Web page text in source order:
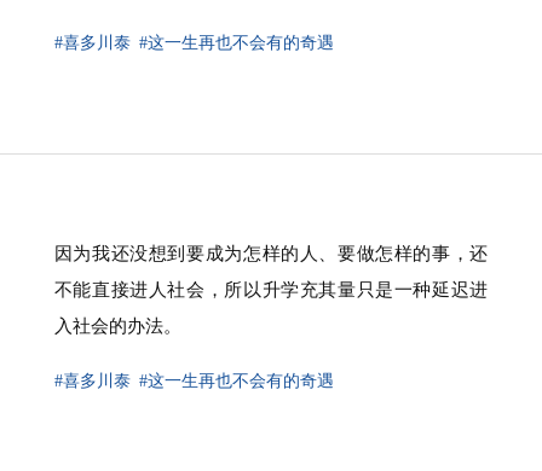
#喜多川泰 #这一生再也不会有的奇遇
因为我还没想到要成为怎样的人、要做怎样的事，还
不能直接进人社会，所以升学充其量只是一种延迟进
入社会的办法。
#喜多川泰 #这一生再也不会有的奇遇